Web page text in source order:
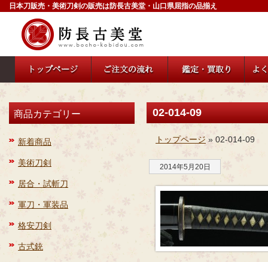
日本刀販売・美術刀剣の販売は防長古美堂・山口県屈指の品揃え
商品カテゴリー
新着商品
美術刀剣
居合・試斬刀
軍刀・軍装品
格安刀剣
古式銃
02-014-09
トップページ » 02-014-09
2014年5月20日